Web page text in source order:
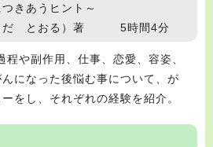
きあうヒント～
とおる）著 5時間4分
や副作用、仕事、恋愛、容姿、
になった後悩む事について、が
をし、それぞれの経験を紹介。